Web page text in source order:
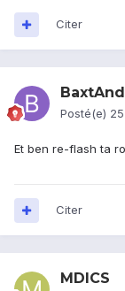
Citer
Posté(e)
Et ben re-flash ta
Citer
MDICS